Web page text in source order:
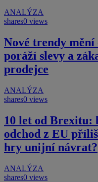
ANALÝZA
shares0 views
Nové trendy
poráží slevy a
prodejce
ANALÝZA
shares0 views
10 let od Brexitu:
odchod z EU
hry unijní návrat?
ANALÝZA
shares0 views